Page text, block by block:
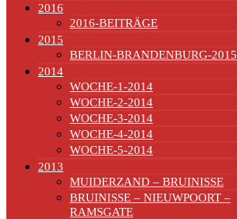
2016
2016-BEITRÄGE
2015
BERLIN-BRANDENBURG-2015
2014
WOCHE-1-2014
WOCHE-2-2014
WOCHE-3-2014
WOCHE-4-2014
WOCHE-5-2014
2013
MUIDERZAND – BRUINISSE
BRUINISSE – NIEUWPOORT –
RAMSGATE